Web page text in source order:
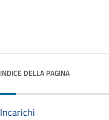
INDICE DELLA PAGINA
Incarichi